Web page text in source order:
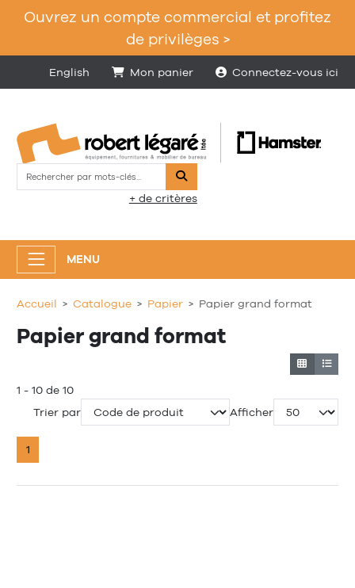
Ouvrez un compte commercial et profitez
de privilèges >
English Mon panier Connectez-vous ici
Rechercher
+ de critères
MENU
Accueil Catalogue Papier Papier grand format
Papier grand format
1 - 10 de 10
Trier par
Afficher
1